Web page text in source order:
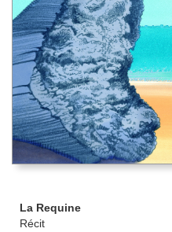
La Requine
Récit